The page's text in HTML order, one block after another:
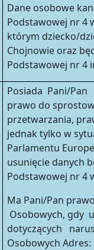
Dane osobowe
Podstawowej nr 4
którym dziecko/
Chojnowie oraz
Podstawowej nr 4
Posiada Pani/
prawo do
przetwarzania,
jednak tylko w
Parlamentu
usunięcie danych
Podstawowej nr 4
Ma Pani/Pan
Osobowych, gdy
dotyczących
Osobowych Adres: